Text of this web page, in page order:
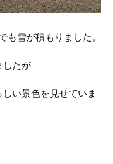
も雪が積もりました。
したが
い景色を見せていま